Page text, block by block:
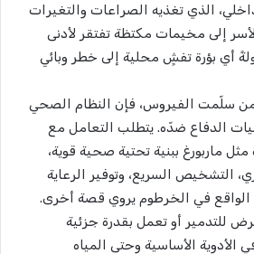
الذي تغذيه الصراعات والتغيرات
إلى مخيمات مكتظة تفتقر لأدنى
أي بؤرة تفشٍ محلية إلى خطر وبائي
من سلّمت الفيروس، فإن النظام الصحي
الدفاع ضدّه. يتطلب التعامل مع
ماربورغ ببنية تحتية صحية قوية،
التشخيص السريع، وتوفير الرعاية
الواقع في الخرطوم يروي قصة أخرى.
للتدمير أو تعمل بقدرة جزئية
الأدوية الأساسية وحتى المياه